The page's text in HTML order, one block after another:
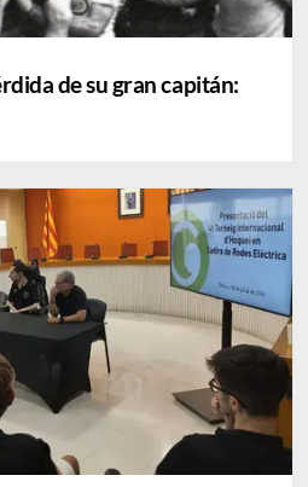
de su gran capitán: